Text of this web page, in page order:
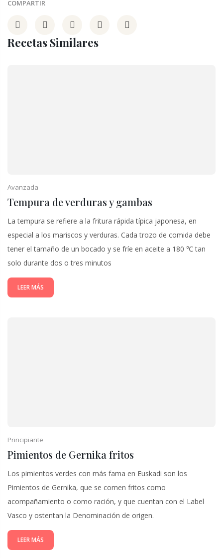
COMPARTIR
Recetas Similares
Avanzada
Tempura de verduras y gambas
La tempura se refiere a la fritura rápida típica japonesa, en
especial a los mariscos y verduras. Cada trozo de comida debe
tener el tamaño de un bocado y se fríe en aceite a 180 ℃ tan
solo durante dos o tres minutos
LEER MÁS
Principiante
Pimientos de Gernika fritos
Los pimientos verdes con más fama en Euskadi son los
Pimientos de Gernika, que se comen fritos como
acompañamiento o como ración, y que cuentan con el Label
Vasco y ostentan la Denominación de origen.
LEER MÁS